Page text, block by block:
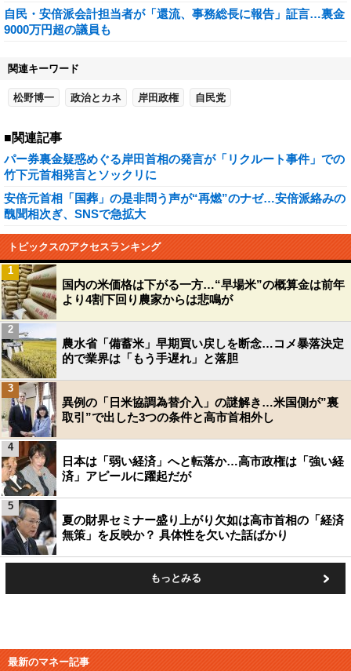
自民・安倍派会計担当者が「還流、事務総長に報告」証言…裏金
9000万円超の議員も
関連キーワード
松野博一 政治とカネ 岸田政権 自民党
■関連記事
パー券裏金疑惑めぐる岸田首相の発言が「リクルート事件」での
竹下元首相発言とソックリに
安倍元首相「国葬」の是非問う声が“再燃”のナゼ…安倍派絡みの
醜聞相次ぎ、SNSで急拡大
トピックスのアクセスランキング
国内の米価格は下がる一方…“早場米”の概算金は前年
より4割下回り農家からは悲鳴が
1
農水省「備蓄米」早期買い戻しを断念…コメ暴落決定
的で業界は「もう手遅れ」と落胆
2
異例の「日米協調為替介入」の謎解き…米国側が”裏
取引”で出した3つの条件と高市首相外し
3
日本は「弱い経済」へと転落か…高市政権は「強い経
済」アピールに躍起だが
4
夏の財界セミナー盛り上がり欠如は高市首相の「経済
無策」を反映か？ 具体性を欠いた話ばかり
5
もっとみる
最新のマネー記事